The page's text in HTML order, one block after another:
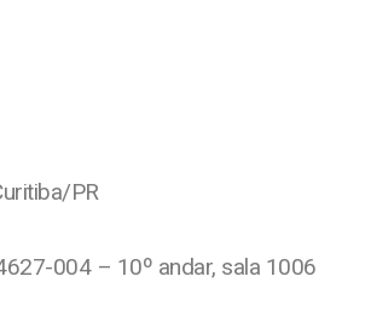
PR
004 – 10º andar, sala 1006